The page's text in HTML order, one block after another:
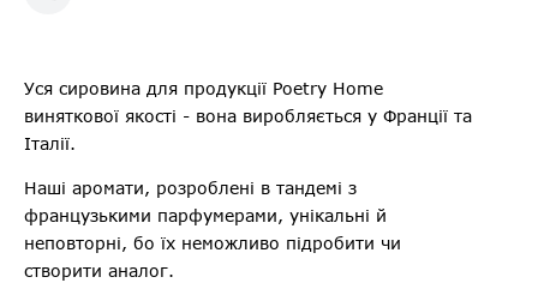
Уся сировина для продукції Poetry Home
виняткової якості - вона виробляється у Франції та
Італії.
Наші аромати, розроблені в тандемі з
французькими парфумерами, унікальні й
неповторні, бо їх неможливо підробити чи
створити аналог.